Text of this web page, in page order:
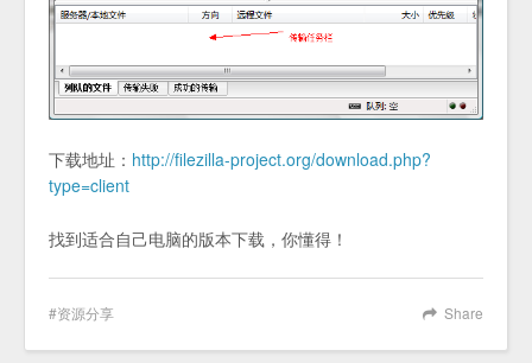
下载地址： http://filezilla-project.org/download.php?
type=client
找到适合自己电脑的版本下载，你懂得！
Share
资源分享